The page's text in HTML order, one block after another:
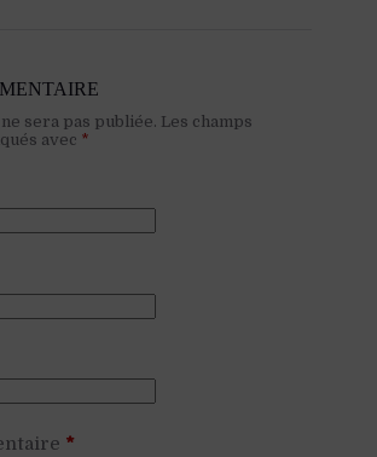
sera pas publiée. Les champs
avec *
*